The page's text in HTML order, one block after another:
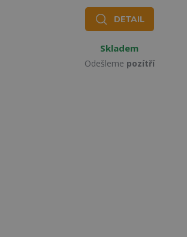
DETAIL
Skladem
Odešleme pozítří